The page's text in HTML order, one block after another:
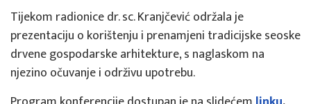
Tijekom radionice dr. sc. Kranjčević održala je
prezentaciju o korištenju i prenamjeni tradicijske seoske
drvene gospodarske arhitekture, s naglaskom na
njezino očuvanje i održivu upotrebu.